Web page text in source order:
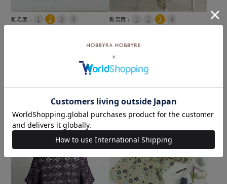
難易度：
カートに入れる
難易度：
ィールファイン＞（レシ
ピ）
メール便10個まで可
¥110税込
カートに入れる